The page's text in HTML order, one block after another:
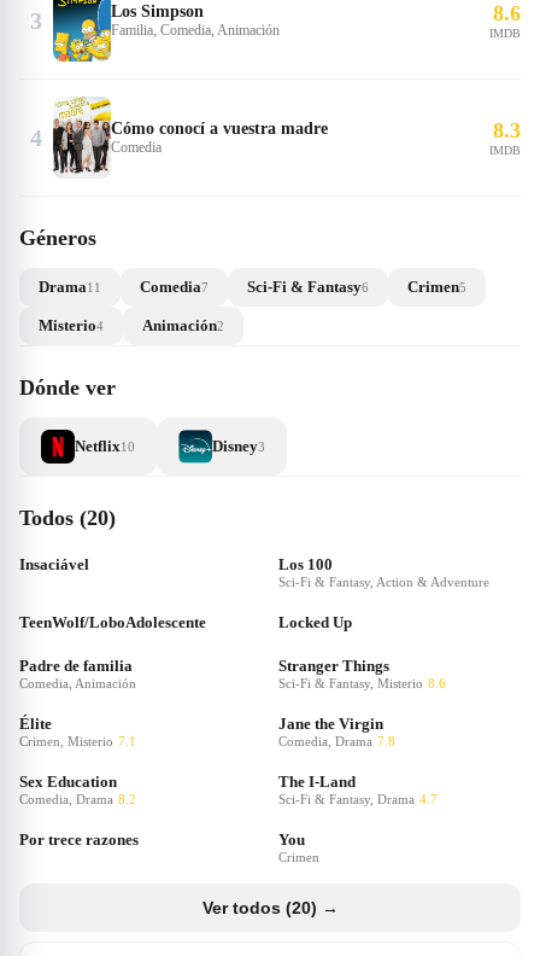
3 Los Simpson
Familia, Comedia, Animación
8.6
IMDB
4 Cómo conocí a vuestra madre
Comedia
8.3
IMDB
Géneros
Drama11 Comedia7 Sci-Fi & Fantasy6 Crimen5
Misterio4 Animación2
Dónde ver
Netflix10 Disney3
Todos (20)
Insaciável Los 100
Sci-Fi & Fantasy, Action & Adventure
TeenWolf/LoboAdolescente Locked Up
Padre de familia
Comedia, Animación
Stranger Things
Sci-Fi & Fantasy, Misterio 8.6
Élite
Crimen, Misterio 7.1
Jane the Virgin
Comedia, Drama 7.8
Sex Education
Comedia, Drama 8.2
The I-Land
Sci-Fi & Fantasy, Drama 4.7
Por trece razones You
Crimen
Ver todos (20) →